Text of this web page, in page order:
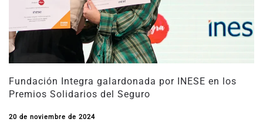
Fundación Integra galardonada por INESE en los
Premios Solidarios del Seguro
20 de noviembre de 2024